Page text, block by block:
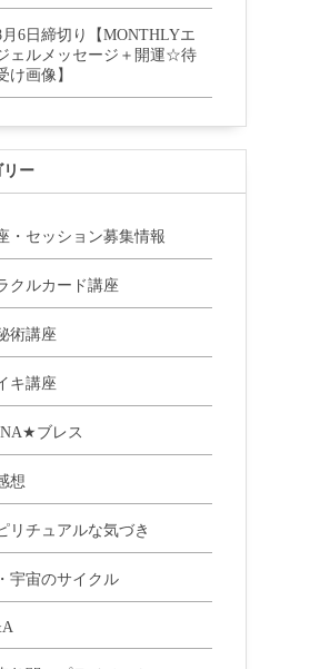
6日締切り【MONTHLYエ
ェルメッセージ＋開運☆待
け画像】
リー
・セッション募集情報
クルカード講座
術講座
キ講座
ブレス
想
リチュアルな気づき
宇宙のサイクル